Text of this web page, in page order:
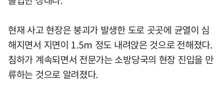
현재 사고 현장은 붕괴가 발생한 도로 곳곳에 균열이 심
해지면서 지면이 1.5m 정도 내려앉은 것으로 전해졌다.
침하가 계속되면서 전문가는 소방당국의 현장 진입을 만
류하는 것으로 알려졌다.